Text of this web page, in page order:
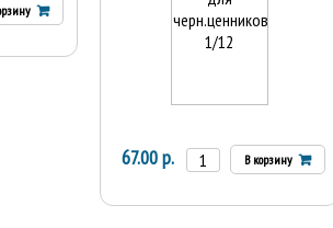
67.00 р. В корзину